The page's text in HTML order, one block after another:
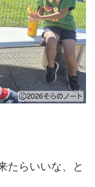
たらいいな、と